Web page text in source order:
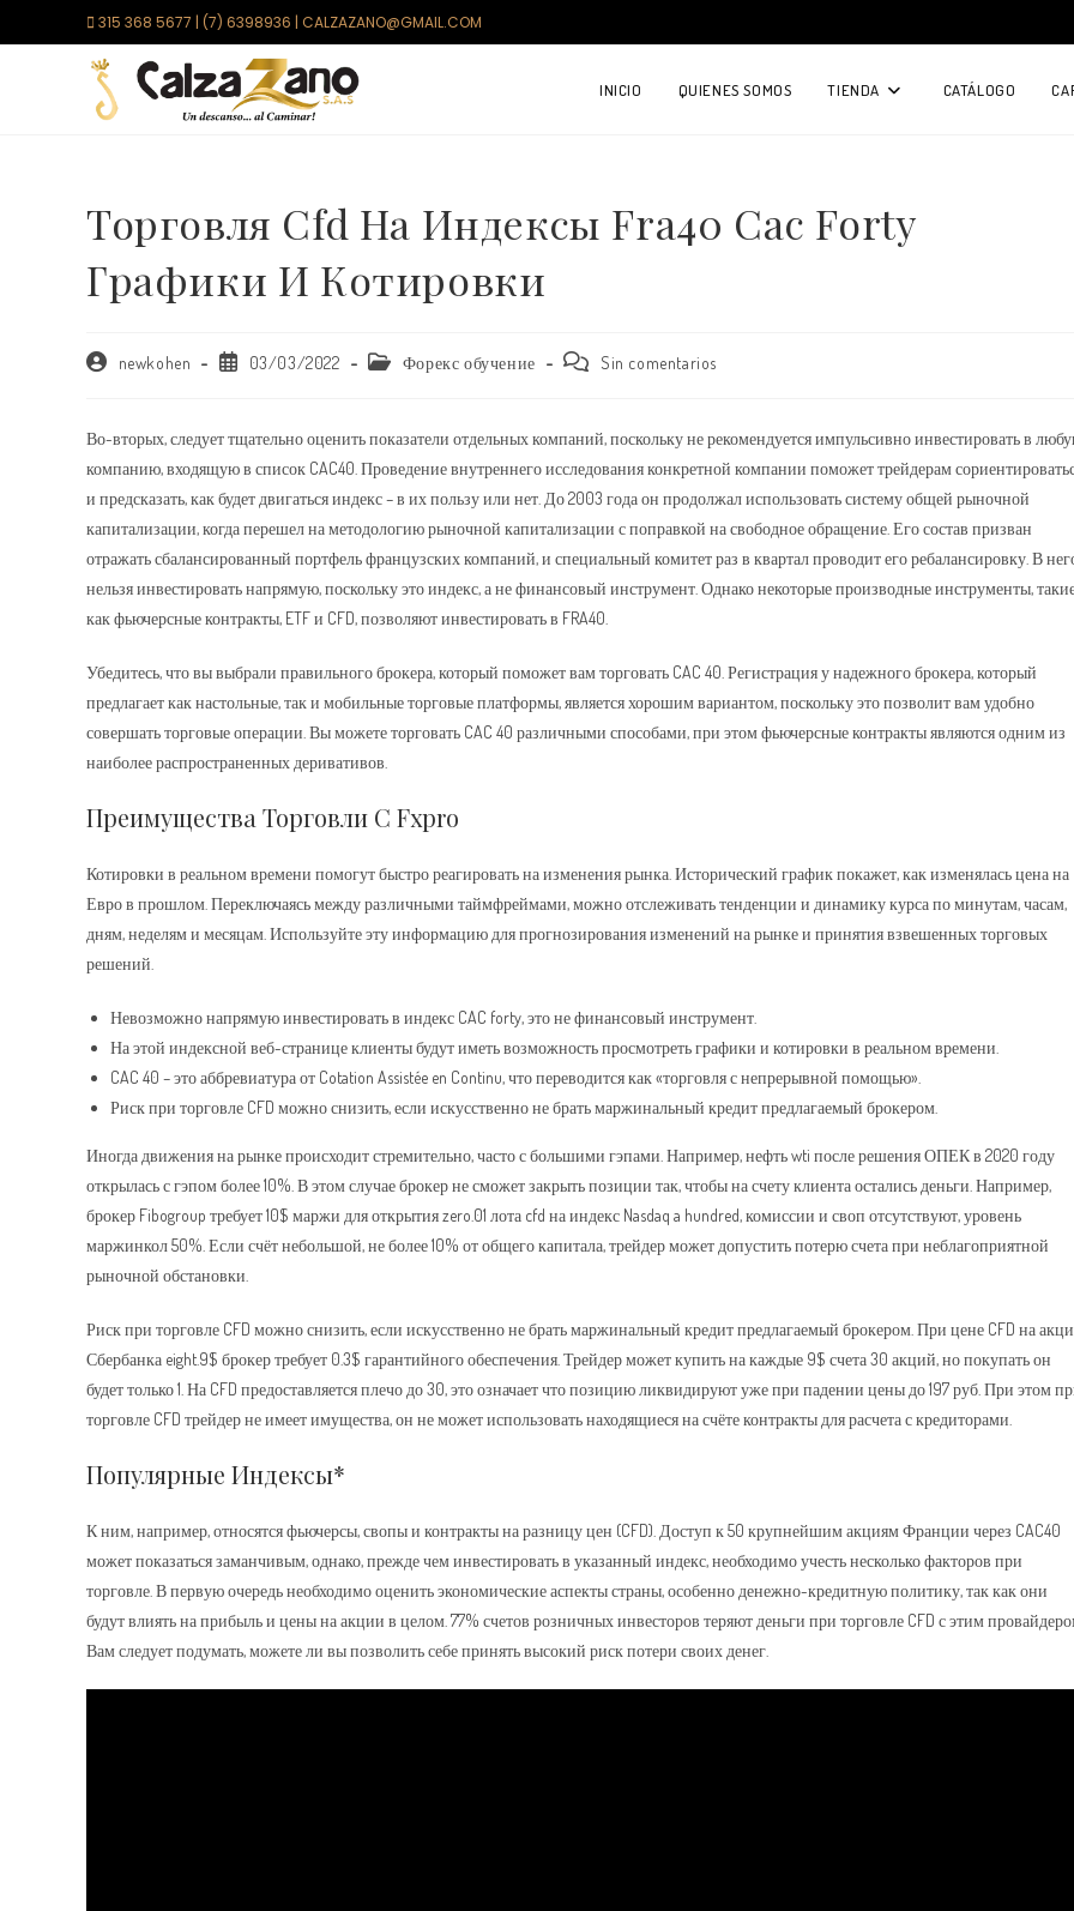
al
315 368 5677 | (7) 6398936 | CALZAZANO@GMAIL.COM
INICIO QUIENES SOMOS TIENDA CATÁLOGO
Торговля Cfd На Индексы Fra40 Cac Forty
Графики И Котировки
Autor
entrada:
newkohen
Publicación
03/03/2022
CategoríaФорекс обучение
Comentarios
entrada:
Sin comentarios
Во-вторых, следует тщательно оценить показатели отдельных компаний, поскольку не рекомендуется импульсивно инвестировать в
компанию, входящую в список CAC40. Проведение внутреннего исследования конкретной компании поможет трейдерам
и предсказать, как будет двигаться индекс – в их пользу или нет. До 2003 года он продолжал использовать систему общей рыночной
капитализации, когда перешел на методологию рыночной капитализации с поправкой на свободное обращение. Его состав призван
отражать сбалансированный портфель французских компаний, и специальный комитет раз в квартал проводит его ребалансировку. В
нельзя инвестировать напрямую, поскольку это индекс, а не финансовый инструмент. Однако некоторые производные инструменты,
как фьючерсные контракты, ETF и CFD, позволяют инвестировать в FRA40.
Убедитесь, что вы выбрали правильного брокера, который поможет вам торговать CAC 40. Регистрация у надежного брокера, который
предлагает как настольные, так и мобильные торговые платформы, является хорошим вариантом, поскольку это позволит вам удобно
совершать торговые операции. Вы можете торговать CAC 40 различными способами, при этом фьючерсные контракты являются одним из
наиболее распространенных деривативов.
Преимущества Торговли С Fxpro
Котировки в реальном времени помогут быстро реагировать на изменения рынка. Исторический график покажет, как изменялась цена на
Евро в прошлом. Переключаясь между различными таймфреймами, можно отслеживать тенденции и динамику курса по минутам, часам,
дням, неделям и месяцам. Используйте эту информацию для прогнозирования изменений на рынке и принятия взвешенных торговых
решений.
Невозможно напрямую инвестировать в индекс CAC forty, это не финансовый инструмент.
На этой индексной веб-странице клиенты будут иметь возможность просмотреть графики и котировки в реальном времени.
CAC 40 – это аббревиатура от Cotation Assistée en Continu, что переводится как «торговля с непрерывной помощью».
Риск при торговле CFD можно снизить, если искусственно не брать маржинальный кредит предлагаемый брокером.
Иногда движения на рынке происходит стремительно, часто с большими гэпами. Например, нефть wti после решения ОПЕК в 2020 году
открылась с гэпом более 10%. В этом случае брокер не сможет закрыть позиции так, чтобы на счету клиента остались деньги. Например,
брокер Fibogroup требует 10$ маржи для открытия zero.01 лота cfd на индекс Nasdaq a hundred, комиссии и своп отсутствуют, уровень
маржинкол 50%. Если счёт небольшой, не более 10% от общего капитала, трейдер может допустить потерю счета при неблагоприятной
рыночной обстановки.
Риск при торговле CFD можно снизить, если искусственно не брать маржинальный кредит предлагаемый брокером. При цене CFD на
Сбербанка eight.9$ брокер требует 0.3$ гарантийного обеспечения. Трейдер может купить на каждые 9$ счета 30 акций, но покупать он
будет только 1. На CFD предоставляется плечо до 30, это означает что позицию ликвидируют уже при падении цены до 197 руб. При этом
торговле CFD трейдер не имеет имущества, он не может использовать находящиеся на счёте контракты для расчета с кредиторами.
Популярные Индексы*
К ним, например, относятся фьючерсы, свопы и контракты на разницу цен (CFD). Доступ к 50 крупнейшим акциям Франции через CAC40
может показаться заманчивым, однако, прежде чем инвестировать в указанный индекс, необходимо учесть несколько факторов при
торговле. В первую очередь необходимо оценить экономические аспекты страны, особенно денежно-кредитную политику, так как они
будут влиять на прибыль и цены на акции в целом. 77% счетов розничных инвесторов теряют деньги при торговле CFD с этим
Вам следует подумать, можете ли вы позволить себе принять высокий риск потери своих денег.